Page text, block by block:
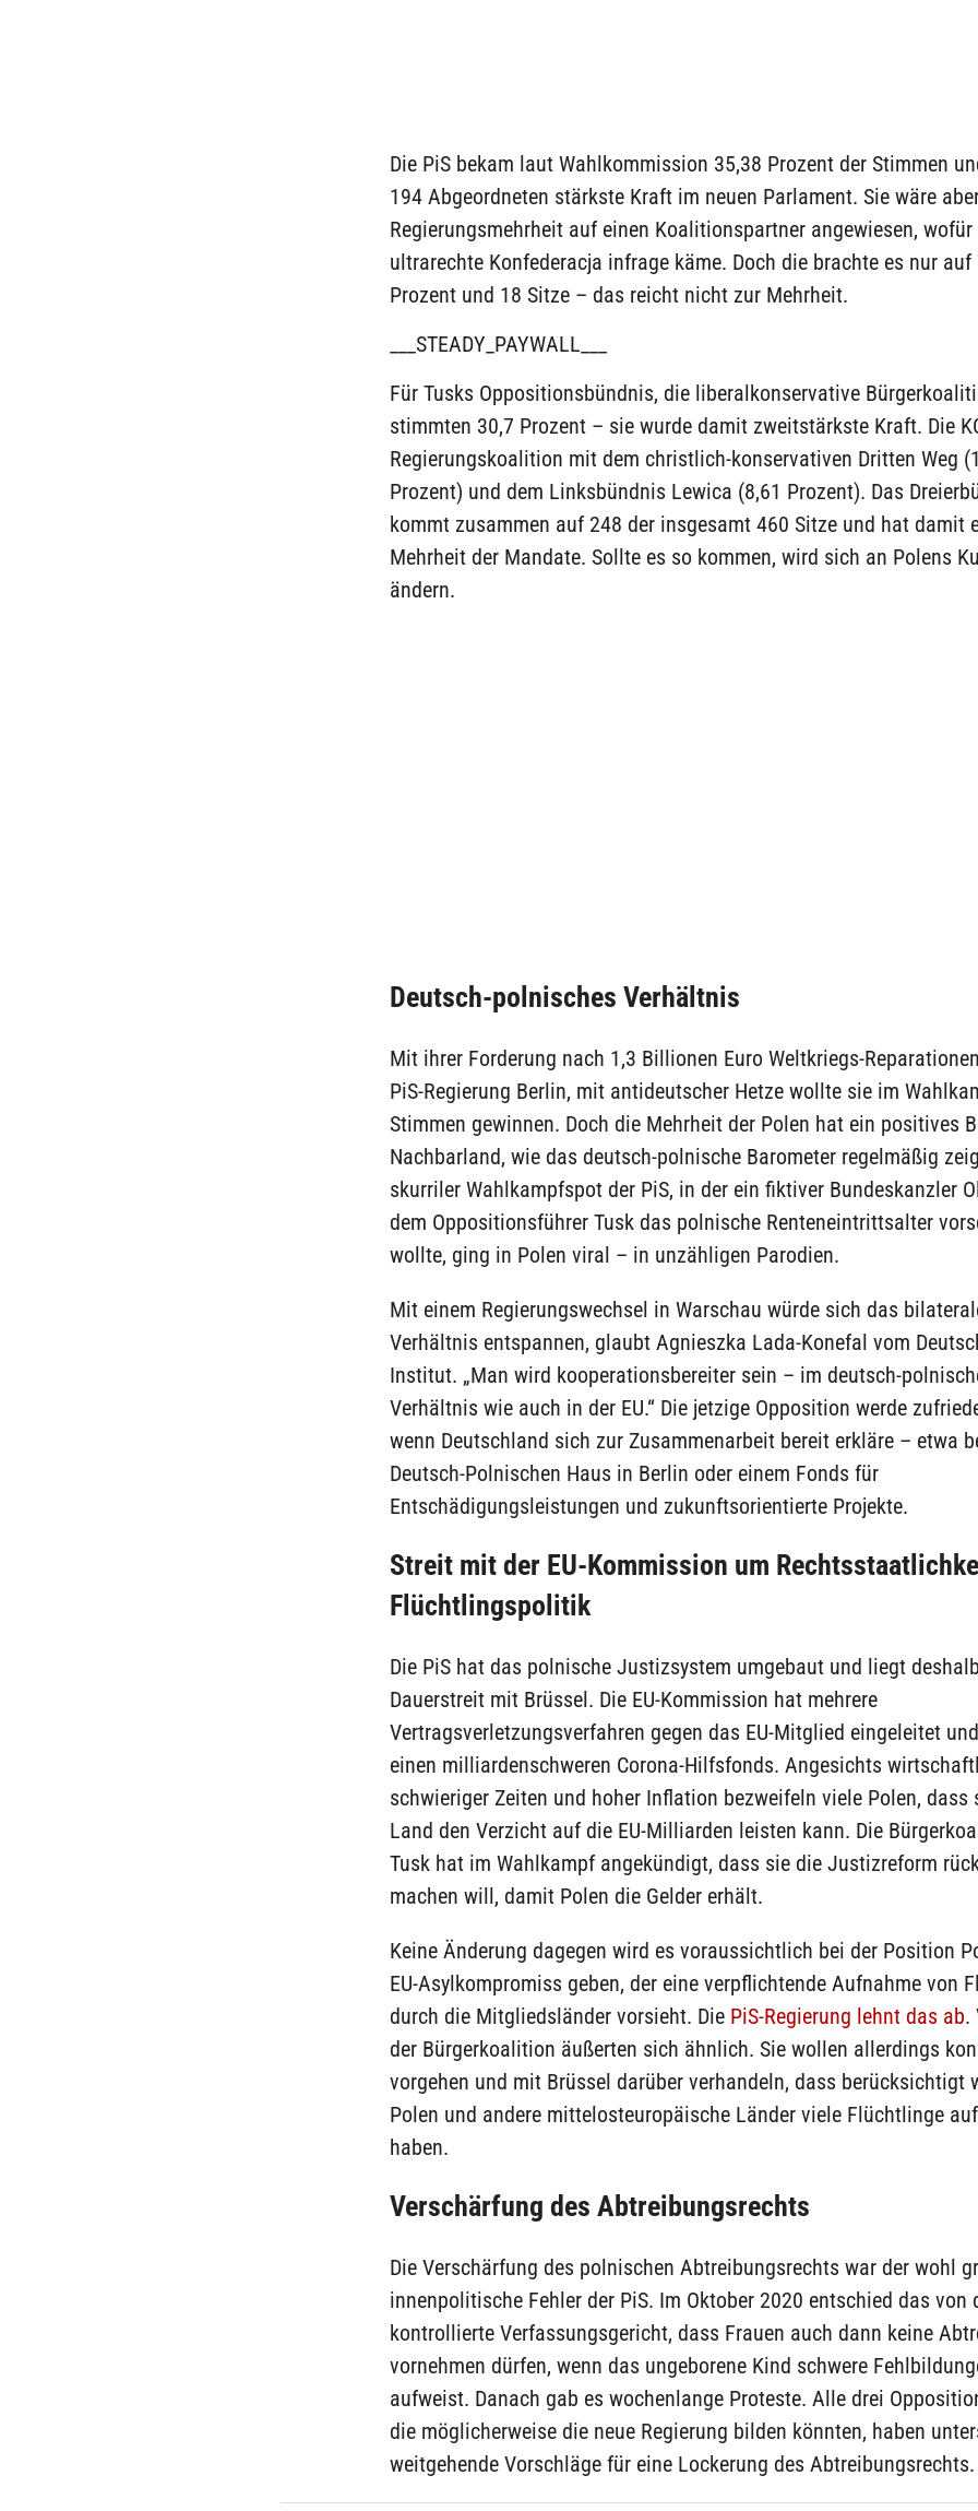
Die PiS bekam laut Wahlkommission 35,38 Prozent der Stimmen
194 Abgeordneten stärkste Kraft im neuen Parlament. Sie wäre
Regierungsmehrheit auf einen Koalitionspartner angewiesen,
ultrarechte Konfederacja infrage käme. Doch die brachte es nur auf
Prozent und 18 Sitze – das reicht nicht zur Mehrheit.
___STEADY_PAYWALL___
Für Tusks Oppositionsbündnis, die liberalkonservative
stimmten 30,7 Prozent – sie wurde damit zweitstärkste Kraft. Die
Regierungskoalition mit dem christlich-konservativen Dritten Weg
Prozent) und dem Linksbündnis Lewica (8,61 Prozent). Das
kommt zusammen auf 248 der insgesamt 460 Sitze und hat damit
Mehrheit der Mandate. Sollte es so kommen, wird sich an Polens
ändern.
Deutsch-polnisches Verhältnis
Mit ihrer Forderung nach 1,3 Billionen Euro Weltkriegs-
PiS-Regierung Berlin, mit antideutscher Hetze wollte sie im
Stimmen gewinnen. Doch die Mehrheit der Polen hat ein positives
Nachbarland, wie das deutsch-polnische Barometer regelmäßig
skurriler Wahlkampfspot der PiS, in der ein fiktiver Bundeskanzler
dem Oppositionsführer Tusk das polnische Renteneintrittsalter
wollte, ging in Polen viral – in unzähligen Parodien.
Mit einem Regierungswechsel in Warschau würde sich das
Verhältnis entspannen, glaubt Agnieszka Lada-Konefal vom
Institut. „Man wird kooperationsbereiter sein – im deutsch-
Verhältnis wie auch in der EU.“ Die jetzige Opposition werde
wenn Deutschland sich zur Zusammenarbeit bereit erkläre – etwa
Deutsch-Polnischen Haus in Berlin oder einem Fonds für
Entschädigungsleistungen und zukunftsorientierte Projekte.
Streit mit der EU-Kommission um
Flüchtlingspolitik
Die PiS hat das polnische Justizsystem umgebaut und liegt
Dauerstreit mit Brüssel. Die EU-Kommission hat mehrere
Vertragsverletzungsverfahren gegen das EU-Mitglied eingeleitet
einen milliardenschweren Corona-Hilfsfonds. Angesichts
schwieriger Zeiten und hoher Inflation bezweifeln viele Polen, dass
Land den Verzicht auf die EU-Milliarden leisten kann. Die
Tusk hat im Wahlkampf angekündigt, dass sie die Justizreform
machen will, damit Polen die Gelder erhält.
Keine Änderung dagegen wird es voraussichtlich bei der Position
EU-Asylkompromiss geben, der eine verpflichtende Aufnahme von
durch die Mitgliedsländer vorsieht. Die PiS-Regierung lehnt das ab.
der Bürgerkoalition äußerten sich ähnlich. Sie wollen allerdings
vorgehen und mit Brüssel darüber verhandeln, dass berücksichtigt
Polen und andere mittelosteuropäische Länder viele Flüchtlinge
haben.
Verschärfung des Abtreibungsrechts
Die Verschärfung des polnischen Abtreibungsrechts war der wohl
innenpolitische Fehler der PiS. Im Oktober 2020 entschied das von
kontrollierte Verfassungsgericht, dass Frauen auch dann keine
vornehmen dürfen, wenn das ungeborene Kind schwere
aufweist. Danach gab es wochenlange Proteste. Alle drei
die möglicherweise die neue Regierung bilden könnten, haben
weitgehende Vorschläge für eine Lockerung des Abtreibungsrechts.